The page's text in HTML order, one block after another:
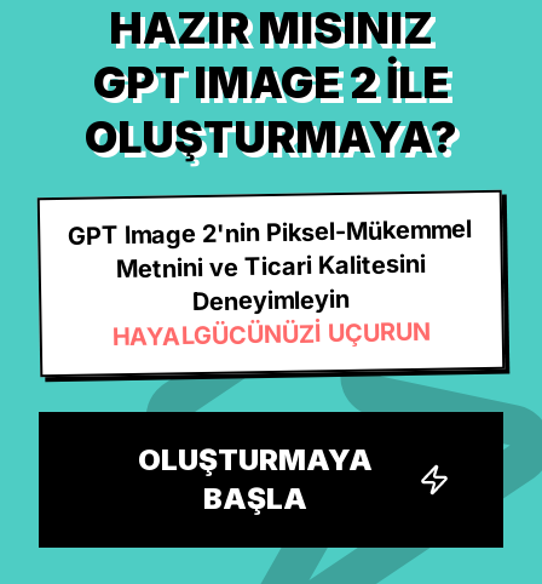
HAZIR MISINIZ
GPT IMAGE 2 ILE
OLUŞTURMAYA?
GPT Image 2'nin Piksel-Mükemmel
Metnini ve Ticari Kalitesini
Deneyimleyin
HAYALGÜCÜNÜZİ UÇURUN
OLUŞTURMAYA
BAŞLA